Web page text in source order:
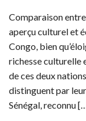
Comparaison
aperçu culturel et
Congo, bien
richesse culturelle
de ces deux
distinguent par
Sénégal, reconnu